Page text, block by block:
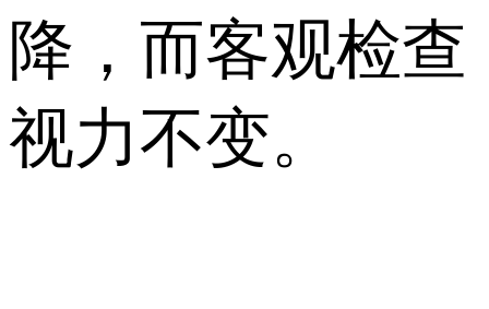
降，而客观检查
视力不变。